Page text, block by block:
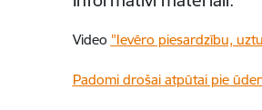
Video "Ievēro piesardzību,
Padomi drošai atpūtai pie